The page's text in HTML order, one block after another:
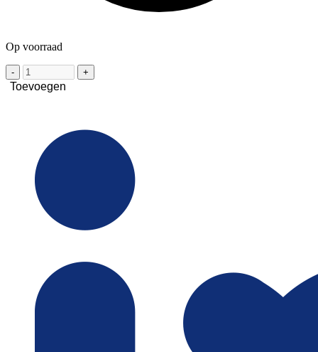
Op voorraad
- +
Toevoegen